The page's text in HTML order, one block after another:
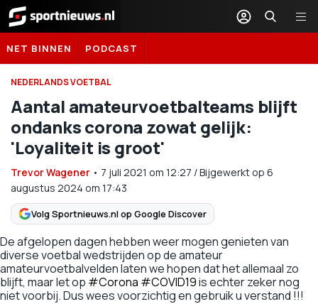
Sportnieuws.nl
NET BINNEN PODCAST
NEDERLANDS VOETBAL
Aantal amateurvoetbalteams blijft
ondanks corona zowat gelijk:
'Loyaliteit is groot'
Trevor Wagener • 7 juli 2021 om 12:27 /Bijgewerkt op 6
augustus 2024 om 17:43
Volg Sportnieuws.nl op Google Discover
De afgelopen dagen hebben weer mogen genieten van
diverse voetbal wedstrijden op de amateur
amateurvoetbalvelden laten we hopen dat het allemaal zo
blijft, maar let op #Corona #COVID19is echter zeker nog
niet voorbij. Dus wees voorzichtig en gebruik u verstand !!!